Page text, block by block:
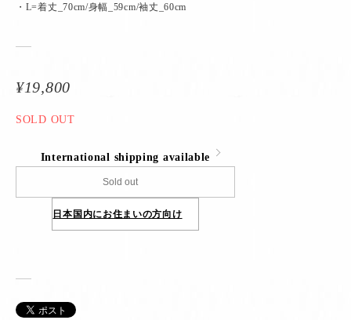
・L=着丈_70cm/身幅_59cm/袖丈_60cm
¥19,800
SOLD OUT
International shipping available
Sold out
日本国内にお住まいの方向け